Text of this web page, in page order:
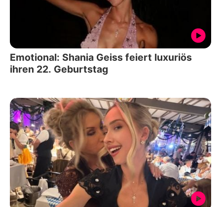
Emotional: Shania Geiss feiert luxuriös
ihren 22. Geburtstag